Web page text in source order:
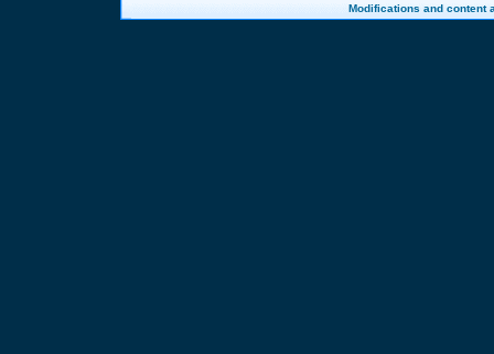
Modifications and content